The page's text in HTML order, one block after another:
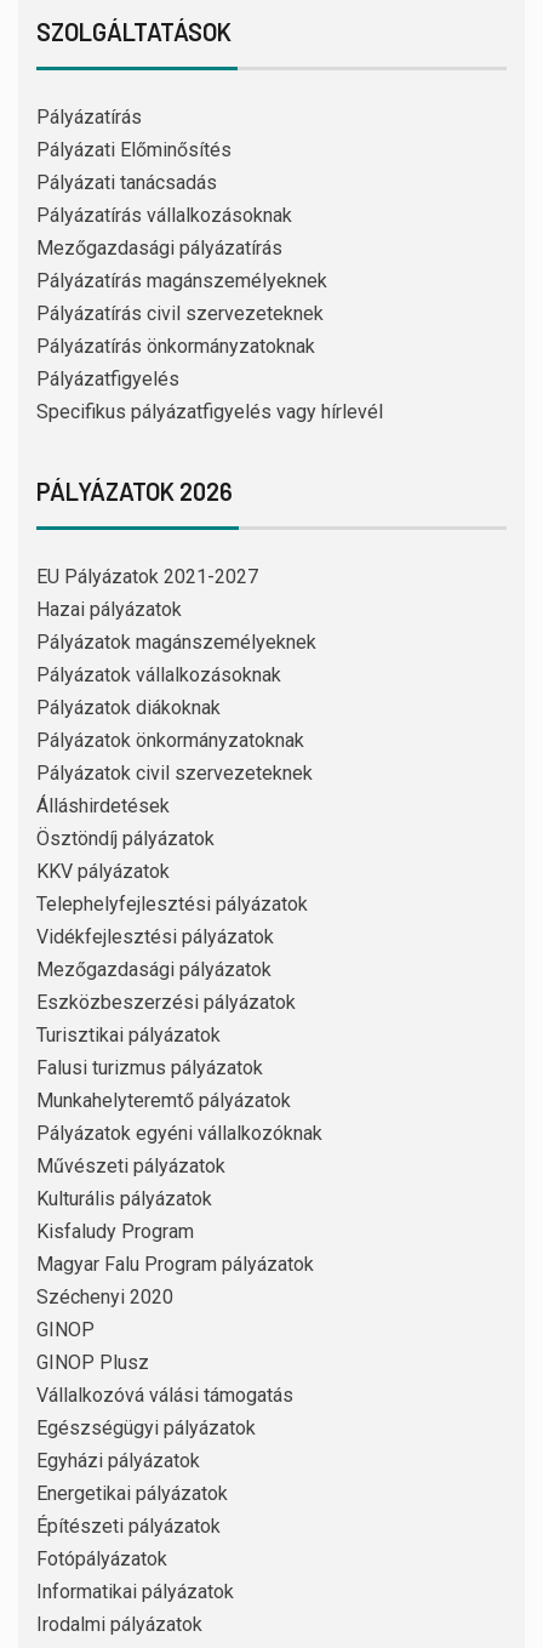
SZOLGÁLTATÁSOK
Pályázatírás
Pályázati Előminősítés
Pályázati tanácsadás
Pályázatírás vállalkozásoknak
Mezőgazdasági pályázatírás
Pályázatírás magánszemélyeknek
Pályázatírás civil szervezeteknek
Pályázatírás önkormányzatoknak
Pályázatfigyelés
Specifikus pályázatfigyelés vagy hírlevél
PÁLYÁZATOK 2026
EU Pályázatok 2021-2027
Hazai pályázatok
Pályázatok magánszemélyeknek
Pályázatok vállalkozásoknak
Pályázatok diákoknak
Pályázatok önkormányzatoknak
Pályázatok civil szervezeteknek
Álláshirdetések
Ösztöndíj pályázatok
KKV pályázatok
Telephelyfejlesztési pályázatok
Vidékfejlesztési pályázatok
Mezőgazdasági pályázatok
Eszközbeszerzési pályázatok
Turisztikai pályázatok
Falusi turizmus pályázatok
Munkahelyteremtő pályázatok
Pályázatok egyéni vállalkozóknak
Művészeti pályázatok
Kulturális pályázatok
Kisfaludy Program
Magyar Falu Program pályázatok
Széchenyi 2020
GINOP
GINOP Plusz
Vállalkozóvá válási támogatás
Egészségügyi pályázatok
Egyházi pályázatok
Energetikai pályázatok
Építészeti pályázatok
Fotópályázatok
Informatikai pályázatok
Irodalmi pályázatok